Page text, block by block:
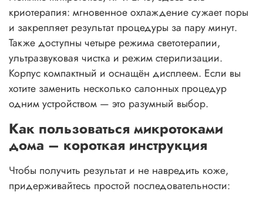
криотерапия: мгновенное охлаждение сужает поры
и закрепляет результат процедуры за пару минут.
Также доступны четыре режима светотерапии,
ультразвуковая чистка и режим стерилизации.
Корпус компактный и оснащён дисплеем. Если вы
хотите заменить несколько салонных процедур
одним устройством — это разумный выбор.
Как пользоваться микротоками
дома – короткая инструкция
Чтобы получить результат и не навредить коже,
придерживайтесь простой последовательности: